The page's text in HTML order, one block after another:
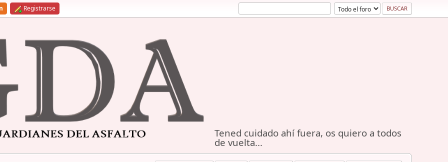
Registrarse
Tened cuidado ahí fuera, os quiero a todos
de vuelta...